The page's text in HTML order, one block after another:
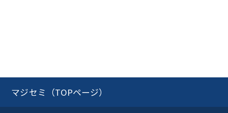
マジセミ（TOPページ）